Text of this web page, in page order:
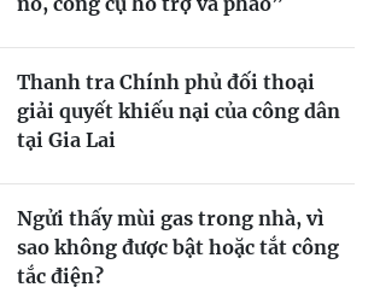
Thanh tra Chính phủ đối thoại
giải quyết khiếu nại của công dân
tại Gia Lai
Ngửi thấy mùi gas trong nhà, vì
sao không được bật hoặc tắt công
tắc điện?